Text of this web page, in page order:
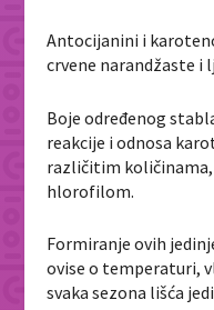
Antocijanini i
crvene narandžaste i
Boje određenog
reakcije i odnosa
različitim
hlorofilom.
Formiranje ovih
ovise o temperaturi,
svaka sezona lišća